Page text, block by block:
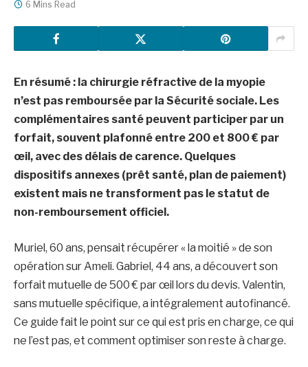
6 Mins Read
En résumé : la chirurgie réfractive de la myopie
n’est pas remboursée par la Sécurité sociale. Les
complémentaires santé peuvent participer par un
forfait, souvent plafonné entre 200 et 800 € par
œil, avec des délais de carence. Quelques
dispositifs annexes (prêt santé, plan de paiement)
existent mais ne transforment pas le statut de
non-remboursement officiel.
Muriel, 60 ans, pensait récupérer « la moitié » de son
opération sur Ameli. Gabriel, 44 ans, a découvert son
forfait mutuelle de 500 € par œil lors du devis. Valentin,
sans mutuelle spécifique, a intégralement autofinancé.
Ce guide fait le point sur ce qui est pris en charge, ce qui
ne l’est pas, et comment optimiser son reste à charge.